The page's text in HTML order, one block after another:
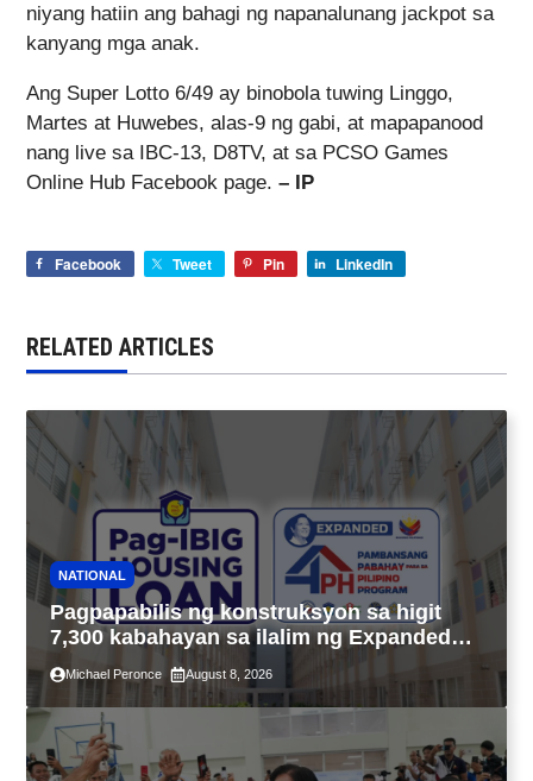
niyang hatiin ang bahagi ng napanalunang jackpot sa
kanyang mga anak.
Ang Super Lotto 6/49 ay binobola tuwing Linggo,
Martes at Huwebes, alas-9 ng gabi, at mapapanood
nang live sa IBC-13, D8TV, at sa PCSO Games
Online Hub Facebook page. – IP
Facebook Tweet Pin LinkedIn
RELATED ARTICLES
NATIONAL
Pagpapabilis ng konstruksyon sa higit
7,300 kabahayan sa ilalim ng Expanded
4PH, posible na sa pagtutulungan ng Pag-
IBIG at P.A. Alvarez
Michael Peronce August 8, 2026